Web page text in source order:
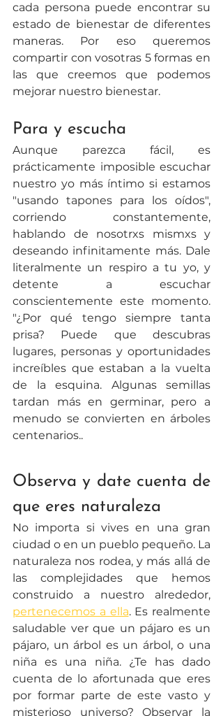
cada persona puede encontrar su
estado de bienestar de diferentes
maneras. Por eso queremos
compartir con vosotras 5 formas en
las que creemos que podemos
mejorar nuestro bienestar.
Para y escucha
Aunque parezca fácil, es
prácticamente imposible escuchar
nuestro yo más íntimo si estamos
"usando tapones para los oídos",
corriendo constantemente,
hablando de nosotrxs mismxs y
deseando infinitamente más. Dale
literalmente un respiro a tu yo, y
detente a escuchar
conscientemente este momento.
"¿Por qué tengo siempre tanta
prisa? Puede que descubras
lugares, personas y oportunidades
increíbles que estaban a la vuelta
de la esquina. Algunas semillas
tardan más en germinar, pero a
menudo se convierten en árboles
centenarios..
Observa y date cuenta de
que eres naturaleza
No importa si vives en una gran
ciudad o en un pueblo pequeño. La
naturaleza nos rodea, y más allá de
las complejidades que hemos
pertenecemos a ella. Es realmente
saludable ver que un pájaro es un
pájaro, un árbol es un árbol, o una
niña es una niña. ¿Te has dado
cuenta de lo afortunada que eres
por formar parte de este vasto y
misterioso universo? Observar la